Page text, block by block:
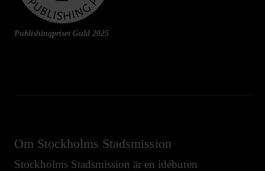
Publishingpriset Guld 2025
Om Stockholms Stadsmission
Stockholms Stadsmission är en idéburen